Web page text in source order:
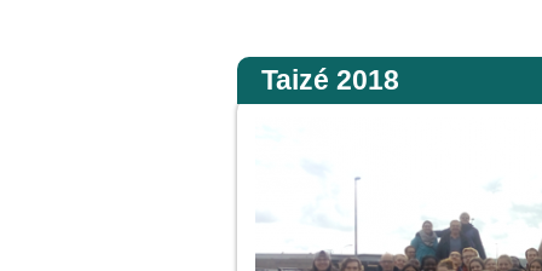
Taizé 2018